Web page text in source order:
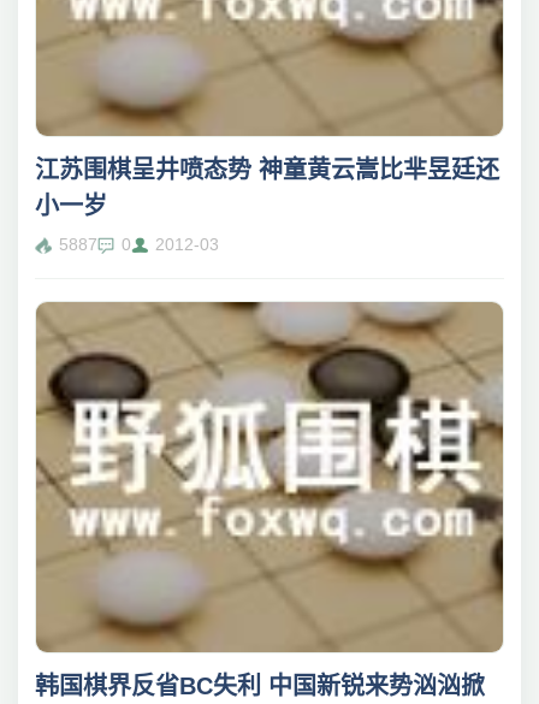
江苏围棋呈井喷态势 神童黄云嵩比芈昱廷还
小一岁
5887 0 2012-03
韩国棋界反省BC失利 中国新锐来势汹汹掀